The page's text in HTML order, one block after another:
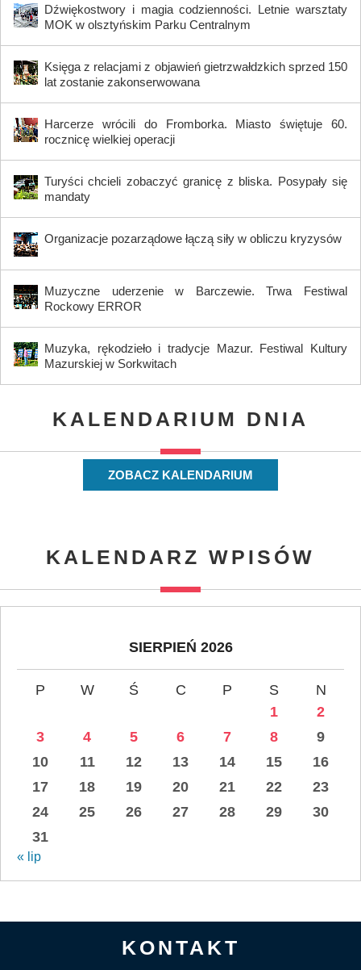
Dźwiękostwory i magia codzienności. Letnie warsztaty
MOK w olsztyńskim Parku Centralnym
Księga z relacjami z objawień gietrzwałdzkich sprzed 150
lat zostanie zakonserwowana
Harcerze wrócili do Fromborka. Miasto świętuje 60.
rocznicę wielkiej operacji
Turyści chcieli zobaczyć granicę z bliska. Posypały się
mandaty
Organizacje pozarządowe łączą siły w obliczu kryzysów
Muzyczne uderzenie w Barczewie. Trwa Festiwal
Rockowy ERROR
Muzyka, rękodzieło i tradycje Mazur. Festiwal Kultury
Mazurskiej w Sorkwitach
KALENDARIUM DNIA
ZOBACZ KALENDARIUM
KALENDARZ WPISÓW
SIERPIEŃ 2026
P W Ś C P S
N
1
2
3
4 5 6 7 8
9
10
11 12 13 14 15
16
17
18 19 20 21 22
23
24
25 26 27 28 29
30
31
« lip
KONTAKT